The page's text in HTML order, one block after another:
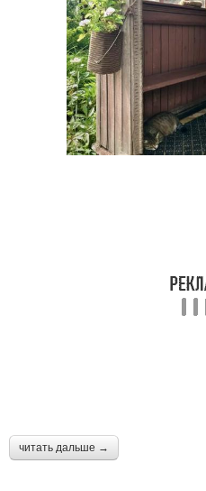
читать дальше →